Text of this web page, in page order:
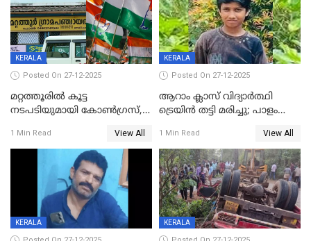
KERALA
Posted On 27-12-2025
മറ്റത്തൂരിൽ കൂട്ട
നടപടിയുമായി കോണ്‍ഗ്രസ്,
എട്ട് പേര്‍ ഉള്‍പ്പെടെ
പത്തുപേരെ പുറത്താക്കി,
ചൊവ്വന്നൂരിലും നടപടി
1 Min Read View All
KERALA
Posted On 27-12-2025
ആറാം ക്ലാസ് വിദ്യാർത്ഥി
ട്രെയിൻ തട്ടി മരിച്ചു; പാളം
അപകടം മലപ്പുറത്ത്
1 Min Read View All
KERALA KERALA